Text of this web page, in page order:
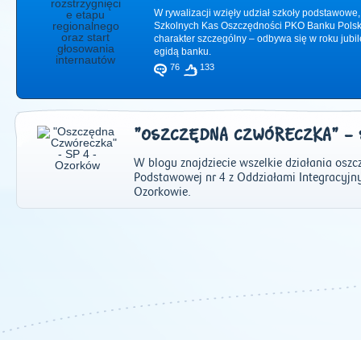
W rywalizacji wzięły udział szkoły
Szkolnych Kas Oszczędności PKO Banku
charakter szczególny – odbywa się w roku
egidą banku.
76 133
"OSZCZĘDNA CZWÓRECZKA" -
W blogu znajdziecie wszelkie działania
Podstawowej nr 4 z Oddziałami
Ozorkowie.